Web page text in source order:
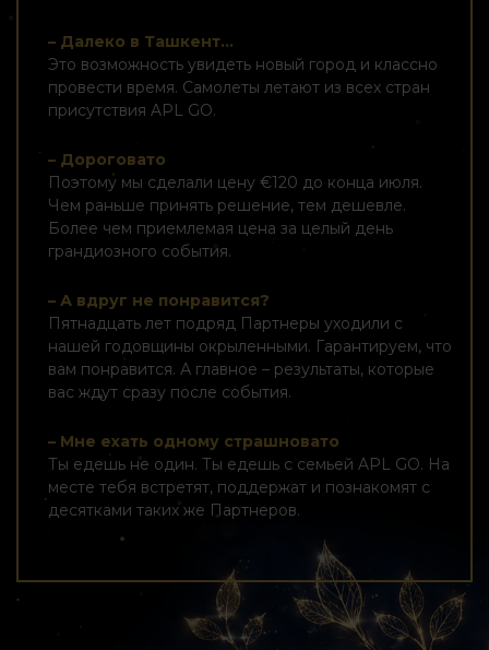
– Далеко в Ташкент...
Это возможность увидеть новый город и классно
провести время. Самолеты летают из всех стран
присутствия APL GO.
– Дороговато
Поэтому мы сделали цену €120 до конца июля.
Чем раньше принять решение, тем дешевле.
Более чем приемлемая цена за целый день
грандиозного события.
– А вдруг не понравится?
Пятнадцать лет подряд Партнеры уходили с
нашей годовщины окрыленными. Гарантируем, что
вам понравится. А главное – результаты, которые
вас ждут сразу после события.
– Мне ехать одному страшновато
Ты едешь не один. Ты едешь с семьей APL GO. На
месте тебя встретят, поддержат и познакомят с
десятками таких же Партнеров.